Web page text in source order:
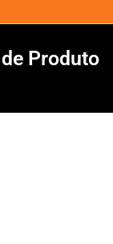
Produto